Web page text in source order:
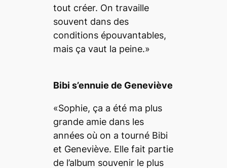
tout créer. On travaille
souvent dans des
conditions épouvantables,
mais ça vaut la peine.»
Bibi s’ennuie de Geneviève
«Sophie, ça a été ma plus
grande amie dans les
années où on a tourné Bibi
et Geneviève. Elle fait partie
de l’album souvenir le plus